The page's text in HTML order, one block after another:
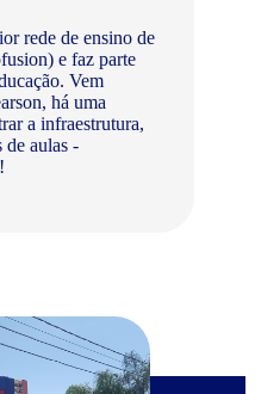
rede de ensino de
e faz parte
Vem
há uma
a infraestrutura,
de aulas -